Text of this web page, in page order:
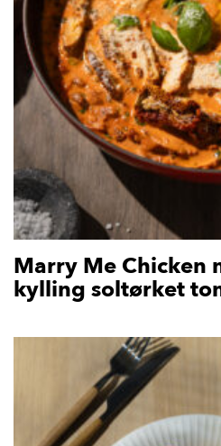
Marry Me Chicken
kylling soltørket